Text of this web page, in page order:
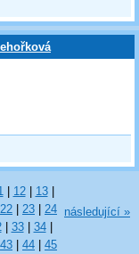
12 13
22 23
24
33 34
43 44
45
následující »